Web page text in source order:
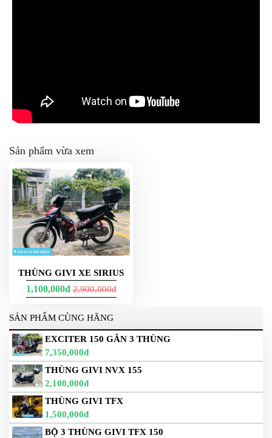
Sản phẩm vừa xem
THÙNG GIVI XE SIRIUS
1,100,000đ2,900,000đ
SẢN PHẨM CÙNG HÃNG
EXCITER 150 GẮN 3 THÙNG
7,350,000đ
THÙNG GIVI NVX 155
2,100,000đ
THÙNG GIVI TFX
1,500,000đ
BỘ 3 THÙNG GIVI TFX 150